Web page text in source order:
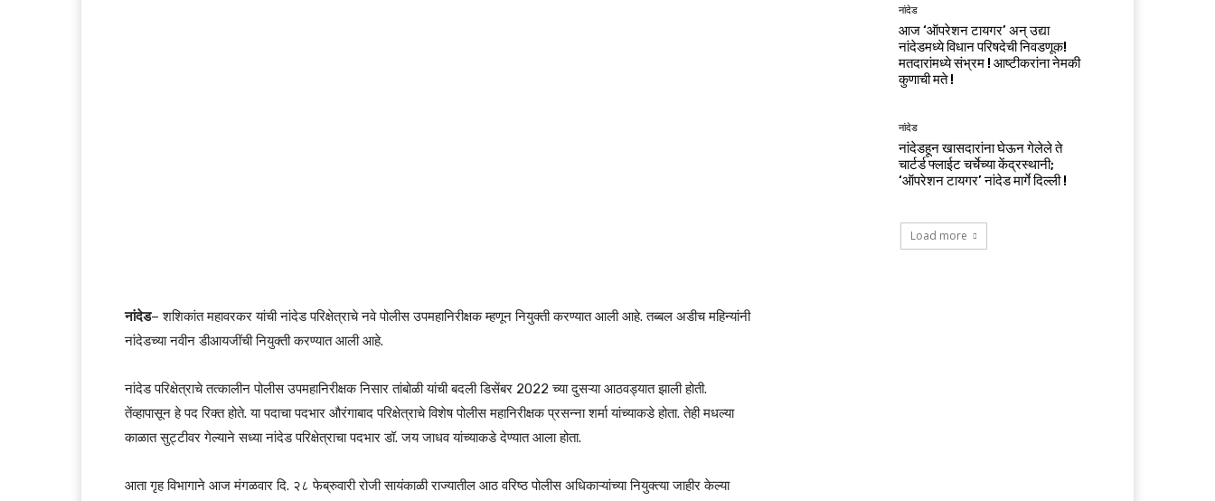
नांदेड– शशिकांत महावरकर यांची नांदेड परिक्षेत्राचे नवे पोलीस उपमहानिरीक्षक म्हणून नियुक्ती करण्यात आली आहे. तब्बल अडीच महिन्यांनी
नांदेडच्या नवीन डीआयजींची नियुक्ती करण्यात आली आहे.
नांदेड परिक्षेत्राचे तत्कालीन पोलीस उपमहानिरीक्षक निसार तांबोळी यांची बदली डिसेंबर 2022 च्या दुसऱ्या आठवड्यात झाली होती.
तेंव्हापासून हे पद रिक्त होते. या पदाचा पदभार औरंगाबाद परिक्षेत्राचे विशेष पोलीस महानिरीक्षक प्रसन्ना शर्मा यांच्याकडे होता. तेही मधल्या
काळात सुट्टीवर गेल्याने सध्या नांदेड परिक्षेत्राचा पदभार डॉ. जय जाधव यांच्याकडे देण्यात आला होता.
आता गृह विभागाने आज मंगळवार दि. २८ फेब्रुवारी रोजी सायंकाळी राज्यातील आठ वरिष्ठ पोलीस अधिकाऱ्यांच्या नियुक्त्या जाहीर केल्या
नांदेड
आज ‘ऑपरेशन टायगर’ अन् उद्या
नांदेडमध्ये विधान परिषदेची निवडणूक!
मतदारांमध्ये संभ्रम ! आष्टीकरांना नेमकी
कुणाची मते !
नांदेड
नांदेडहून खासदारांना घेऊन गेलेले ते
चार्टर्ड फ्लाईट चर्चेच्या केंद्रस्थानी;
‘ऑपरेशन टायगर’ नांदेड मार्गे दिल्ली !
Load more